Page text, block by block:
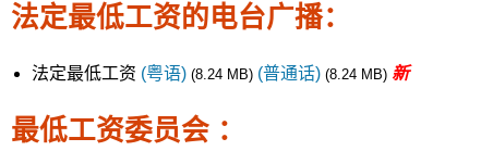
法定最低工资的电台广播：
法定最低工资 (粤语) (8.24 MB) (普通话) (8.24 MB) 新
最低工资委员会 ：